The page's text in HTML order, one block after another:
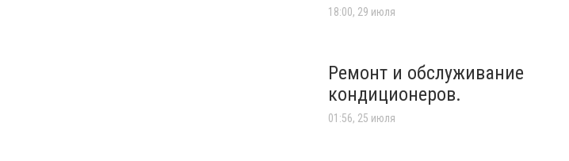
18:00, 29 июля
Ремонт и обслуживание
кондиционеров.
01:56, 25 июля